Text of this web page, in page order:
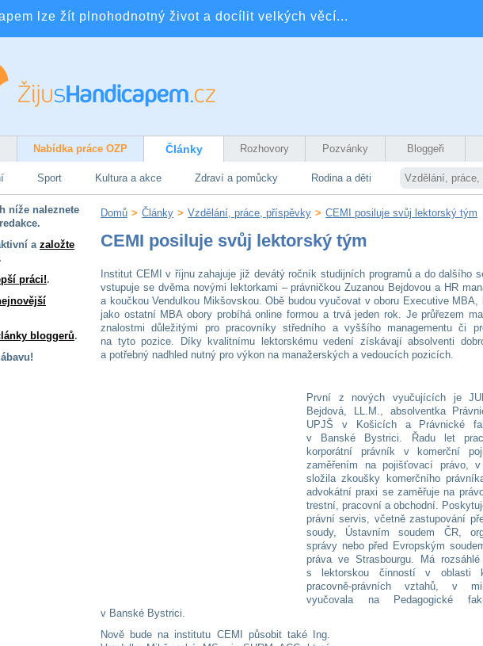
lze žít plnohodnotný život a docílit velkých věcí...
Nabídka práce OZP Články Rozhovory Pozvánky Bloggeři
Sport Kultura a akce Zdraví a pomůcky Rodina a děti Vzdělání,
níže naleznete
azaložte
.
práci!.
bloggerů.
Domů > Články > Vzdělání, práce, příspěvky > CEMI posiluje svůj lektorský tým
CEMI posiluje svůj lektorský tým
Institut CEMI v říjnu zahajuje již devátý ročník studijních programů a do dalšího
vstupuje se dvěma novými lektorkami – právničkou Zuzanou Bejdovou a HR
a koučkou Vendulkou Mikšovskou. Obě budou vyučovat v oboru Executive MBA,
jako ostatní MBA obory probíhá online formou a trvá jeden rok. Je průřezem
znalostmi důležitými pro pracovníky středního a vyššího managementu či
na tyto pozice. Díky kvalitnímu lektorskému vedení získávají absolventi
a potřebný nadhled nutný pro výkon na manažerských a vedoucích pozicích.
První z nových vyučujících je
Bejdová, LL.M., absolventka
UPJŠ v Košicích a Právnické
v Banské Bystrici. Řadu let
korporátní právník v komerční
zaměřením na pojišťovací právo,
složila zkoušky komerčního
advokátní praxi se zaměřuje na
trestní, pracovní a obchodní.
právní servis, včetně zastupování
soudy, Ústavním soudem ČR,
správy nebo před Evropským
práva ve Strasbourgu. Má rozsáhlé
s lektorskou činností v oblasti
pracovně-právních vztahů, v
vyučovala na Pedagogické
v Banské Bystrici.
Nově bude na institutu CEMI působit také Ing.